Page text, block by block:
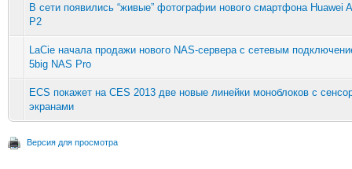
В сети появились “живые” фотографии нового смартфона Huawei
P2
LaCie начала продажи нового NAS-сервера с сетевым
5big NAS Pro
ECS покажет на CES 2013 две новые линейки моноблоков с
экранами
Версия для просмотра